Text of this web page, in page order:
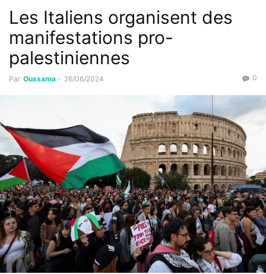
Les Italiens organisent des
manifestations pro-
palestiniennes
Par Oussama - 26/06/2024 0